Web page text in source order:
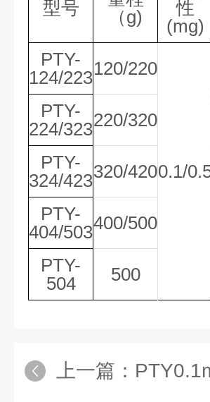
型号
（g)
性
(mg)
PTY-
124/223120/220
0.1/
PTY-
224/323220/320
PTY-
324/423320/420
PTY-
404/503400/500
PTY-
504
500
上一篇： PTY0.1mg